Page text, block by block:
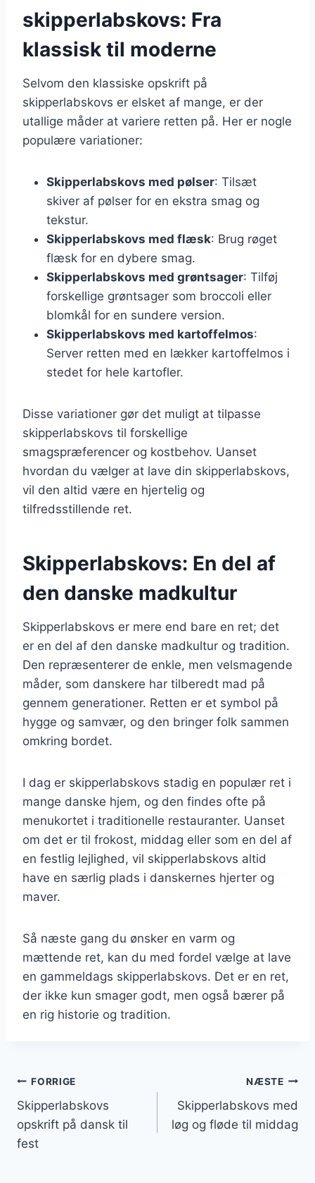
skipperlabskovs: Fra
klassisk til moderne
Selvom den klassiske opskrift på
skipperlabskovs er elsket af mange, er der
utallige måder at variere retten på. Her er nogle
populære variationer:
Skipperlabskovs med pølser: Tilsæt
skiver af pølser for en ekstra smag og
tekstur.
Skipperlabskovs med flæsk: Brug røget
flæsk for en dybere smag.
Skipperlabskovs med grøntsager: Tilføj
forskellige grøntsager som broccoli eller
blomkål for en sundere version.
Skipperlabskovs med kartoffelmos:
Server retten med en lækker kartoffelmos i
stedet for hele kartofler.
Disse variationer gør det muligt at tilpasse
skipperlabskovs til forskellige
smagspræferencer og kostbehov. Uanset
hvordan du vælger at lave din skipperlabskovs,
vil den altid være en hjertelig og
tilfredsstillende ret.
Skipperlabskovs: En del af
den danske madkultur
Skipperlabskovs er mere end bare en ret; det
er en del af den danske madkultur og tradition.
Den repræsenterer de enkle, men velsmagende
måder, som danskere har tilberedt mad på
gennem generationer. Retten er et symbol på
hygge og samvær, og den bringer folk sammen
omkring bordet.
I dag er skipperlabskovs stadig en populær ret i
mange danske hjem, og den findes ofte på
menukortet i traditionelle restauranter. Uanset
om det er til frokost, middag eller som en del af
en festlig lejlighed, vil skipperlabskovs altid
have en særlig plads i danskernes hjerter og
maver.
Så næste gang du ønsker en varm og
mættende ret, kan du med fordel vælge at lave
en gammeldags skipperlabskovs. Det er en ret,
der ikke kun smager godt, men også bærer på
en rig historie og tradition.
Indlægsnavigation
FORRIGE
Skipperlabskovs
opskrift på dansk til
fest
NÆSTE
Skipperlabskovs med
løg og fløde til middag